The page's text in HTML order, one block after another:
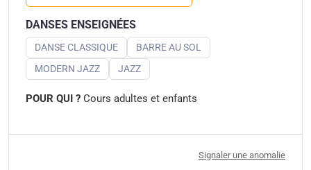
DANSES ENSEIGNÉES
DANSE CLASSIQUE
BARRE AU SOL
MODERN JAZZ
JAZZ
POUR QUI ? Cours adultes et enfants
Signaler une anomalie